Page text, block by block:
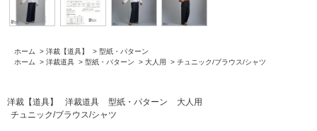
ホーム > 洋裁【道具】 > 型紙・パターン
ホーム
> 洋裁道具 > 型紙・パターン > 大人用 > チュニック/ブラウス/シャツ
洋裁【道具】 洋裁道具 型紙・パターン
大人用
チュニック/ブラウス/シャツ